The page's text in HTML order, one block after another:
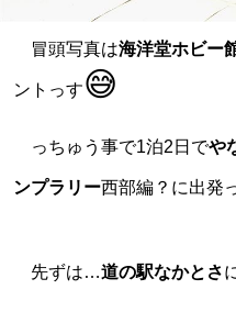
冒頭写真は海洋堂ホビー
ントっす😅
っちゅう事で1泊2日でや
ンプラリー西部編？に出発
先ずは…道の駅なかとさ